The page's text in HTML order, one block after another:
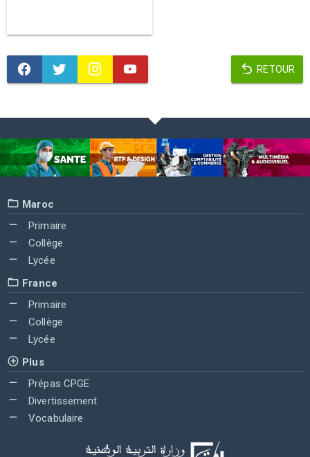
RETOUR
Maroc
Primaire
Collège
Lycée
France
Primaire
Collège
Lycée
Plus
Prépas CPGE
Divertissement
Vocabulaire